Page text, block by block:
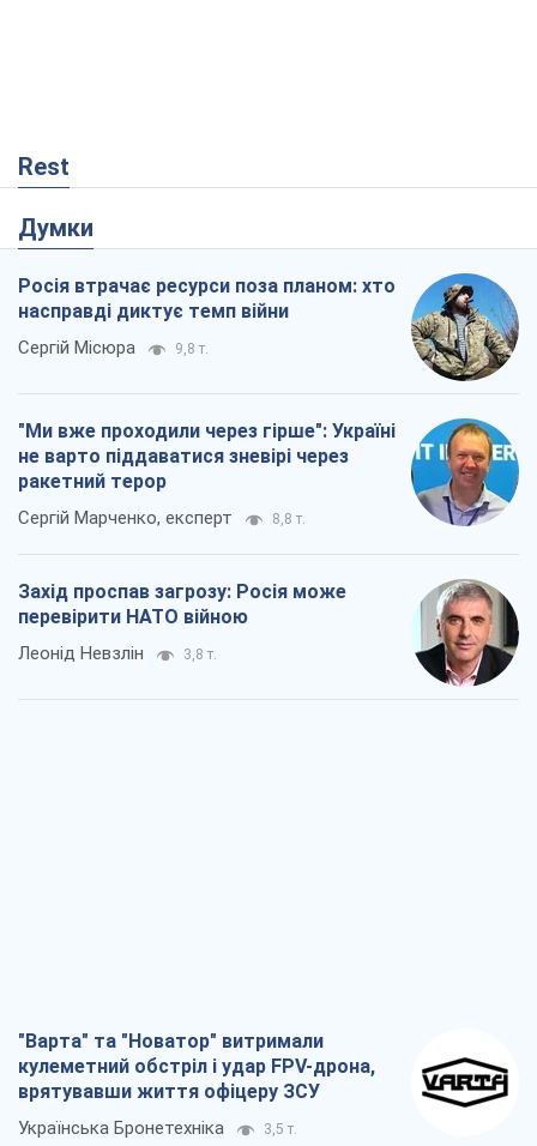
Rest
Думки
Росія втрачає ресурси поза планом: хто
насправді диктує темп війни
Сергій Місюра 9,8 т.
"Ми вже проходили через гірше": Україні
не варто піддаватися зневірі через
ракетний терор
Сергій Марченко, експерт 8,8 т.
Захід проспав загрозу: Росія може
перевірити НАТО війною
Леонід Невзлін 3,8 т.
"Варта" та "Новатор" витримали
кулеметний обстріл і удар FPV-дрона,
врятувавши життя офіцеру ЗСУ
Українська Бронетехніка 3,5 т.